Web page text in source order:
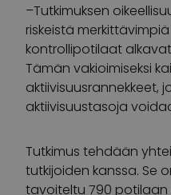
–Tutkimuksen
riskeistä
kontrollipotilaat
Tämän vakioimiseksi
aktiivisuusrannekkeet,
aktiivisuustasoja
Tutkimus tehdään
tutkijoiden kanssa. Se
tavoiteltu 790